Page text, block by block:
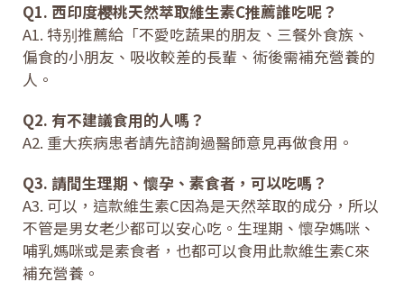
Q1. 西印度樱桃天然萃取維生素C推薦誰吃呢？
A1. 特别推薦給「不愛吃蔬果的朋友、三餐外食族、
偏食的小朋友、吸收較差的長輩、術後需補充營養的
人。
Q2. 有不建議食用的人嗎？
A2. 重大疾病患者請先諮詢過醫師意見再做食用。
Q3. 請間生理期、懷孕、素食者，可以吃嗎？
A3. 可以，這款維生素C因為是天然萃取的成分，所以
不管是男女老少都可以安心吃。生理期、懷孕媽咪、
哺乳媽咪或是素食者，也都可以食用此款維生素C來
補充營養。